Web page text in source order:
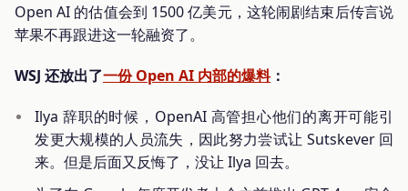
Open AI 的估值会到 1500 亿美元，这轮闹剧结束后传言说
苹果不再跟进这一轮融资了。
WSJ 还放出了一份 Open AI 内部的爆料：
Ilya 辞职的时候，OpenAI 高管担心他们的离开可能引
发更大规模的人员流失，因此努力尝试让 Sutskever 回
来。但是后面又反悔了，没让 Ilya 回去。